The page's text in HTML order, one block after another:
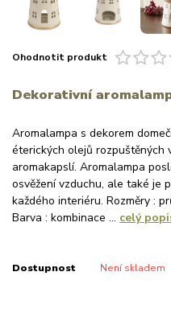
Ohodnotit produkt
Dekorativní
Aromalampa s dekorem
éterických olejů rozpuštěných
aromakapslí. Aromalampa
osvěžení vzduchu, ale také je
každého interiéru. Rozměry :
Barva : kombinace ... celý
Dostupnost Není skladem